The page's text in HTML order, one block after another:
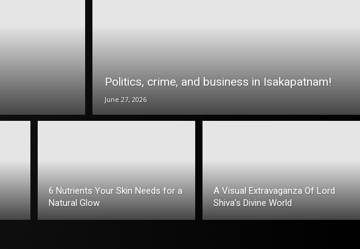
Politics, crime, and business in Isakapatnam!
June 27, 2026
6 Nutrients Your Skin Needs for a
Natural Glow
A Visual Extravaganza Of Lord
Shiva’s Divine World